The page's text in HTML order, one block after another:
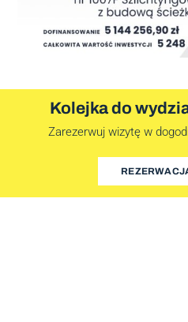
Kolejka do
Zarezerwuj wizytę w